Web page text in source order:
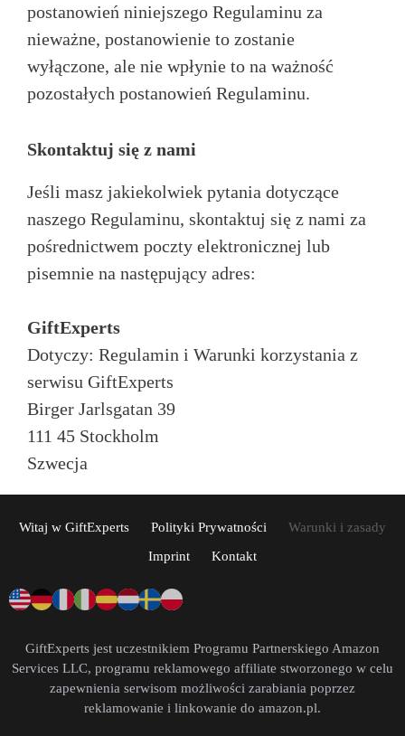
postanowień niniejszego Regulaminu za
nieważne, postanowienie to zostanie
wyłączone, ale nie wpłynie to na ważność
pozostałych postanowień Regulaminu.
Skontaktuj się z nami
Jeśli masz jakiekolwiek pytania dotyczące
naszego Regulaminu, skontaktuj się z nami za
pośrednictwem poczty elektronicznej lub
pisemnie na następujący adres:
GiftExperts
Dotyczy: Regulamin i Warunki korzystania z
serwisu GiftExperts
Birger Jarlsgatan 39
111 45 Stockholm
Szwecja
Witaj w GiftExperts Polityki Prywatności
Warunki i zasady
Imprint
Kontakt
GiftExperts jest uczestnikiem Programu Partnerskiego Amazon
Services LLC, programu reklamowego affiliate stworzonego w celu
zapewnienia serwisom możliwości zarabiania poprzez
reklamowanie i linkowanie do amazon.pl.